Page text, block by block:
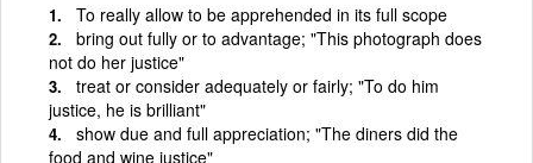
To really allow to be apprehended in its full scope
bring out fully or to advantage; "This photograph does
not do her justice"
treat or consider adequately or fairly; "To do him
justice, he is brilliant"
show due and full appreciation; "The diners did the
food and wine justice"